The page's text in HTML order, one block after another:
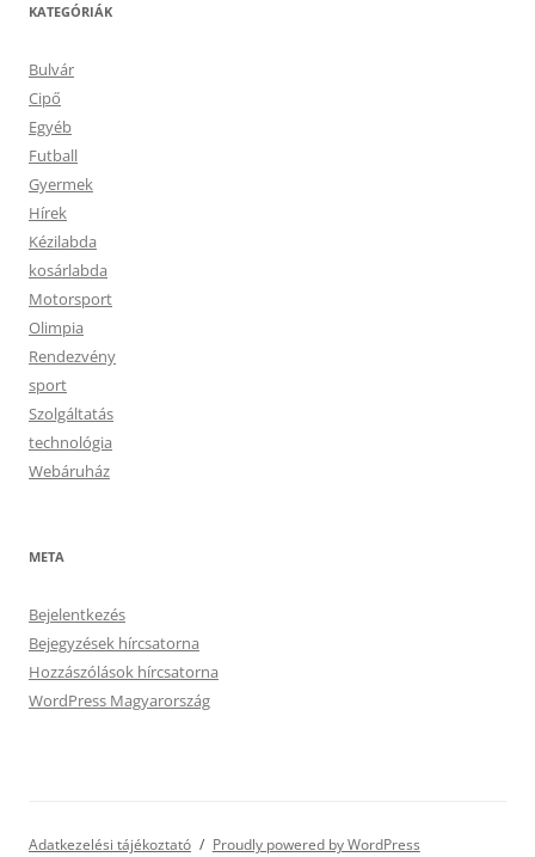
KATEGÓRIÁK
Bulvár
Cipő
Egyéb
Futball
Gyermek
Hírek
Kézilabda
kosárlabda
Motorsport
Olimpia
Rendezvény
sport
Szolgáltatás
technológia
Webáruház
META
Bejelentkezés
Bejegyzések hírcsatorna
Hozzászólások hírcsatorna
WordPress Magyarország
Adatkezelési tájékoztató Proudly powered by WordPress